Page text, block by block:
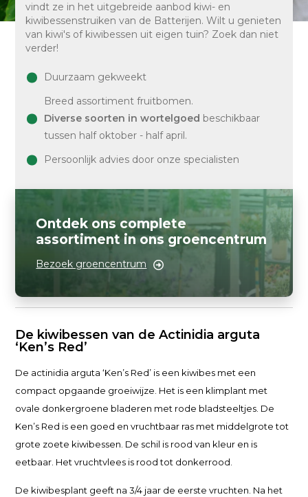
vindt ze in het uitgebreide aanbod kiwi- en
kiwibessenstruiken van de Batterijen. Wilt u genieten
van kiwi's of kiwibessen uit eigen tuin? Zoek dan niet
verder!
Duurzaam gekweekt
Breed assortiment fruitbomen.
Diverse soorten in wortelgoed beschikbaar
tussen half oktober - half april.
Persoonlijk advies door onze specialisten
Ontdek ons complete
assortiment in ons groencentrum
Bezoek groencentrum
De kiwibessen van de Actinidia arguta
‘Ken’s Red’
De actinidia arguta ‘Ken’s Red’ is een kiwibes met een
compact opgaande groeiwijze. Het is een klimplant met
ovale donkergroene bladeren met rode bladsteeltjes. De
Ken’s Red is een goed en vruchtbaar ras met middelgrote tot
grote zoete kiwibessen. De schil is rood van kleur en is
eetbaar. Het vruchtvlees is rood tot donkerrood.
De kiwibesplant geeft na 3/4 jaar de eerste vruchten. Na het